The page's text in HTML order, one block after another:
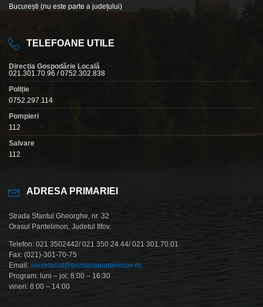
București (nu este parte a județului)
TELEFOANE UTILE
Direcția Gospodărie Locală
021.301.70.96 / 0752.302.838
Poliție
0752.297.114
Pompieri
112
Salvare
112
ADRESA PRIMARIEI
Strada Sfantul Gheorghe, nr. 32
Orasul Pantelimon, Judetul Ilfov.
Telefon: 021 3502442/ 021 350.24.44/ 021 301.70.01
Fax: (021)-301-70-75
Email: secretariat@primariapantelimon.ro
Program: luni – joi: 8:00 – 16:30
vineri: 8:00 – 14:00